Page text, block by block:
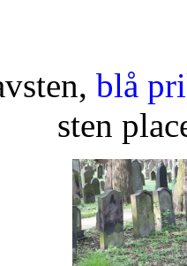
blå
sten